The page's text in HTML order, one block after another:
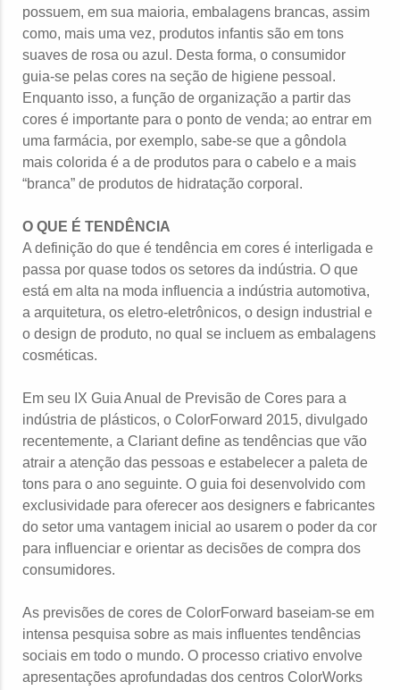
possuem, em sua maioria, embalagens brancas, assim
como, mais uma vez, produtos infantis são em tons
suaves de rosa ou azul. Desta forma, o consumidor
guia-se pelas cores na seção de higiene pessoal.
Enquanto isso, a função de organização a partir das
cores é importante para o ponto de venda; ao entrar em
uma farmácia, por exemplo, sabe-se que a gôndola
mais colorida é a de produtos para o cabelo e a mais
“branca” de produtos de hidratação corporal.
O QUE É TENDÊNCIA
A definição do que é tendência em cores é interligada e
passa por quase todos os setores da indústria. O que
está em alta na moda influencia a indústria automotiva,
a arquitetura, os eletro-eletrônicos, o design industrial e
o design de produto, no qual se incluem as embalagens
cosméticas.
Em seu IX Guia Anual de Previsão de Cores para a
indústria de plásticos, o ColorForward 2015, divulgado
recentemente, a Clariant define as tendências que vão
atrair a atenção das pessoas e estabelecer a paleta de
tons para o ano seguinte. O guia foi desenvolvido com
exclusividade para oferecer aos designers e fabricantes
do setor uma vantagem inicial ao usarem o poder da cor
para influenciar e orientar as decisões de compra dos
consumidores.
As previsões de cores de ColorForward baseiam-se em
intensa pesquisa sobre as mais influentes tendências
sociais em todo o mundo. O processo criativo envolve
apresentações aprofundadas dos centros ColorWorks